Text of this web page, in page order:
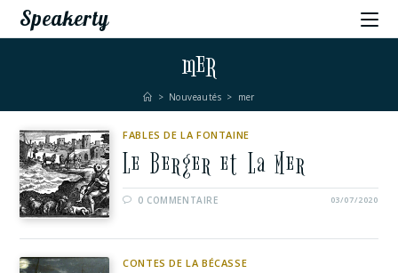
Speakerty
mer
> Nouveautés > mer
FABLES DE LA FONTAINE
Le Berger et La Mer
0 COMMENTAIRE 03/07/2020
CONTES DE LA BÉCASSE